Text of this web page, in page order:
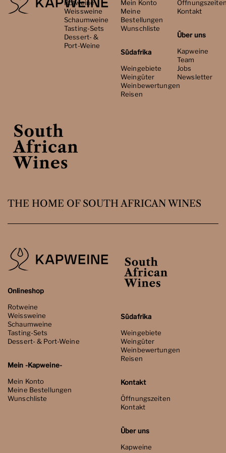
Rotweine
Weissweine
Schaumweine
Tasting-Sets
Dessert- &
Port-Weine
Mein Konto
Meine
Bestellungen
Wunschliste
Südafrika
Weingebiete
Weingüter
Weinbewertungen
Reisen
Kontakt
Über uns
Kapweine
Team
Jobs
Newsletter
THE HOME OF SOUTH AFRICAN WINES
Onlineshop
Rotweine
Weissweine
Schaumweine
Tasting-Sets
Dessert- & Port-Weine
Mein -Kapweine-
Mein Konto
Meine Bestellungen
Wunschliste
Südafrika
Weingebiete
Weingüter
Weinbewertungen
Reisen
Kontakt
Öffnungszeiten
Kontakt
Über uns
Kapweine